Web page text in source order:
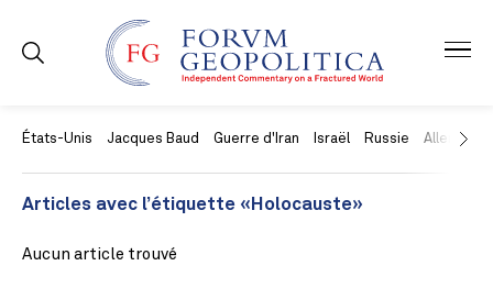
États-Unis Jacques Baud Guerre d'Iran Israël Russie Allemagne
Articles avec l’étiquette «Holocauste»
Aucun article trouvé